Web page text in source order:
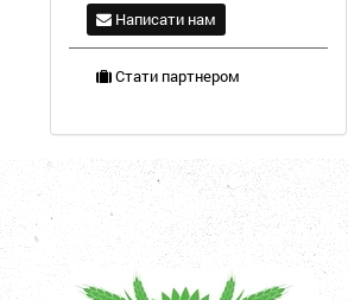
Написати нам
Стати партнером